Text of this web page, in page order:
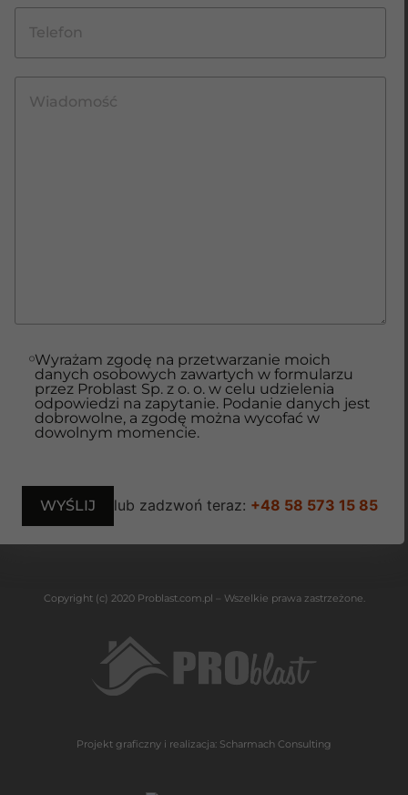
Wyrażam zgodę na przetwarzanie moich
danych osobowych zawartych w formularzu
przez Problast Sp. z o. o. w celu udzielenia
odpowiedzi na zapytanie. Podanie danych jest
dobrowolne, a zgodę można wycofać w
dowolnym momencie.
lub zadzwoń teraz: +48 58 573 15 85
Copyright (c) 2020 Problast.com.pl – Wszelkie prawa zastrzeżone.
Projekt graficzny i realizacja: Scharmach Consulting